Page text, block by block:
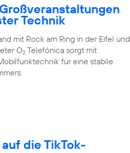
Technik
mit Rock am Ring in der Eifel und
O2 Telefónica sorgt mit
für eine stabile
die TikTok-